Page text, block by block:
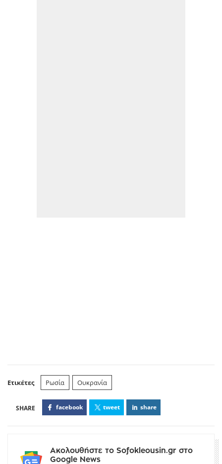
Ετικέτες Ρωσία Ουκρανία
facebook tweet share
Ακολουθήστε το Sofokleousin.gr στο
Google News